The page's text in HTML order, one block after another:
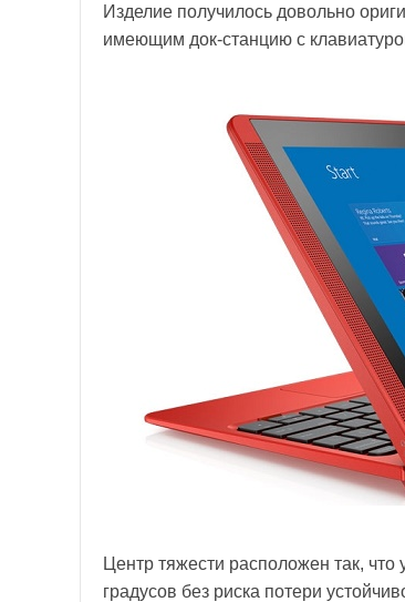
Изделие получилось довольно
имеющим док-станцию с
Центр тяжести расположен так,
градусов без риска потери